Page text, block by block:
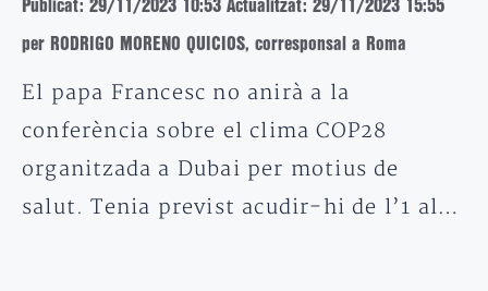
Publicat: 29/11/2023 10:53 Actualitzat: 29/11/2023 15:55
per RODRIGO MORENO QUICIOS, corresponsal a Roma
El papa Francesc no anirà a la
conferència sobre el clima COP28
organitzada a Dubai per motius de
salut. Tenia previst acudir-hi de l’1 al…